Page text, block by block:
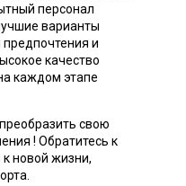
персонал
варианты
и
качество
каждом этапе
свою
! Обратитесь к
к новой жизни,